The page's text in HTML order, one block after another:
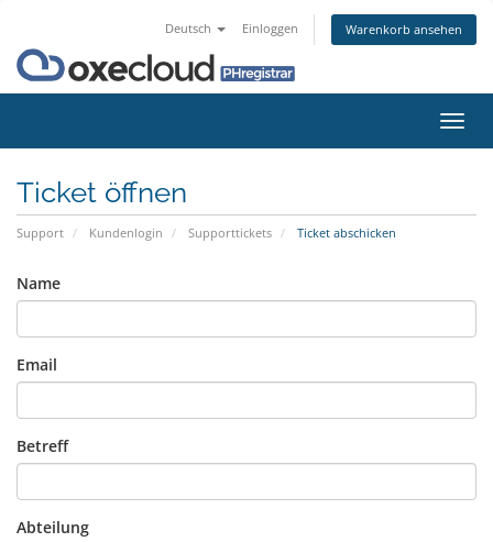
Deutsch Einloggen Warenkorb ansehen
ein-/
Ticket öffnen
Support Kundenlogin Supporttickets Ticket abschicken
Name
Email
Betreff
Abteilung